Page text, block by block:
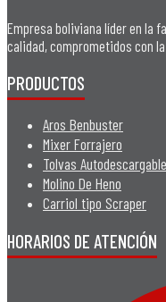
Empresa boliviana líder en la
calidad, comprometidos con
PRODUCTOS
Aros Benbuster
Mixer Forrajero
Tolvas
Molino De Heno
Carriol tipo Scraper
HORARIOS DE ATENCIÓN